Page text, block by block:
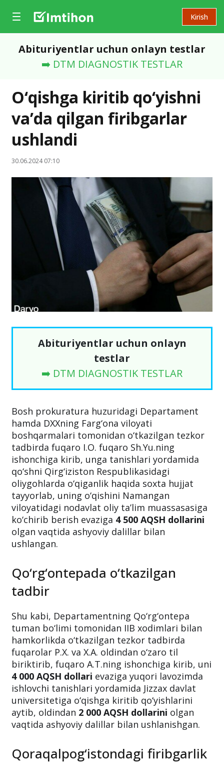
Kirish
Abituriyentlar uchun onlayn testlar
➡️ DTM DIAGNOSTIK TESTLAR
O‘qishga kiritib qo‘yishni
va’da qilgan firibgarlar
ushlandi
30.06.2024 07:10
Abituriyentlar uchun onlayn
testlar
➡️ DTM DIAGNOSTIK TESTLAR
Bosh prokuratura huzuridagi Departament
hamda DXXning Farg‘ona viloyati
boshqarmalari tomonidan o‘tkazilgan tezkor
tadbirda fuqaro I.O. fuqaro Sh.Yu.ning
ishonchiga kirib, unga tanishlari yordamida
qo‘shni Qirg‘iziston Respublikasidagi
oliygohlarda o‘qiganlik haqida soxta hujjat
tayyorlab, uning o‘qishini Namangan
viloyatidagi nodavlat oliy ta’lim muassasasiga
ko‘chirib berish evaziga 4 500 AQSH dollarini
olgan vaqtida ashyoviy dalillar bilan
ushlangan.
Qo‘rg‘ontepada o‘tkazilgan
tadbir
Shu kabi, Departamentning Qo‘rg‘ontepa
tuman bo‘limi tomonidan IIB xodimlari bilan
hamkorlikda o‘tkazilgan tezkor tadbirda
fuqarolar P.X. va X.A. oldindan o‘zaro til
biriktirib, fuqaro A.T.ning ishonchiga kirib, uni
4 000 AQSH dollari evaziga yuqori lavozimda
ishlovchi tanishlari yordamida Jizzax davlat
universitetiga o‘qishga kiritib qo‘yishlarini
aytib, oldindan 2 000 AQSH dollarini olgan
vaqtida ashyoviy dalillar bilan ushlanishgan.
Qoraqalpog‘istondagi firibgarlik